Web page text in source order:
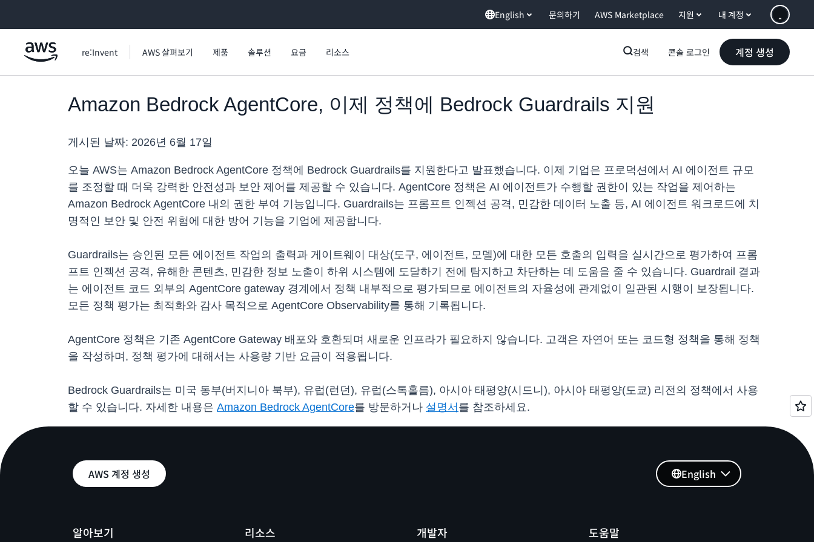
English 문의하기 AWS Marketplace 지원 내 계정
re:Invent AWS 살펴보기 제품 솔루션 요금 리소스 검색 콘솔 로그인 계정 생성
Amazon Bedrock AgentCore, 이제 정책에 Bedrock Guardrails 지원
게시된 날짜: 2026년 6월 17일
오늘 AWS는 Amazon Bedrock AgentCore 정책에 Bedrock Guardrails를 지원한다고 발표했습니다. 이제 기업은 프로덕션에서 AI 에이전트 규모
를 조정할 때 더욱 강력한 안전성과 보안 제어를 제공할 수 있습니다. AgentCore 정책은 AI 에이전트가 수행할 권한이 있는 작업을 제어하는
Amazon Bedrock AgentCore 내의 권한 부여 기능입니다. Guardrails는 프롬프트 인젝션 공격, 민감한 데이터 노출 등, AI 에이전트 워크로드에 치
명적인 보안 및 안전 위험에 대한 방어 기능을 기업에 제공합니다.
Guardrails는 승인된 모든 에이전트 작업의 출력과 게이트웨이 대상(도구, 에이전트, 모델)에 대한 모든 호출의 입력을 실시간으로 평가하여 프롬
프트 인젝션 공격, 유해한 콘텐츠, 민감한 정보 노출이 하위 시스템에 도달하기 전에 탐지하고 차단하는 데 도움을 줄 수 있습니다. Guardrail 결과
는 에이전트 코드 외부의 AgentCore gateway 경계에서 정책 내부적으로 평가되므로 에이전트의 자율성에 관계없이 일관된 시행이 보장됩니다.
모든 정책 평가는 최적화와 감사 목적으로 AgentCore Observability를 통해 기록됩니다.
AgentCore 정책은 기존 AgentCore Gateway 배포와 호환되며 새로운 인프라가 필요하지 않습니다. 고객은 자연어 또는 코드형 정책을 통해 정책
을 작성하며, 정책 평가에 대해서는 사용량 기반 요금이 적용됩니다.
Bedrock Guardrails는 미국 동부(버지니아 북부), 유럽(런던), 유럽(스톡홀름), 아시아 태평양(시드니), 아시아 태평양(도쿄) 리전의 정책에서 사용
할 수 있습니다. 자세한 내용은 Amazon Bedrock AgentCore를 방문하거나 설명서 를 참조하세요.
AWS 계정 생성
알아보기 리소스 개발자 도움말
English